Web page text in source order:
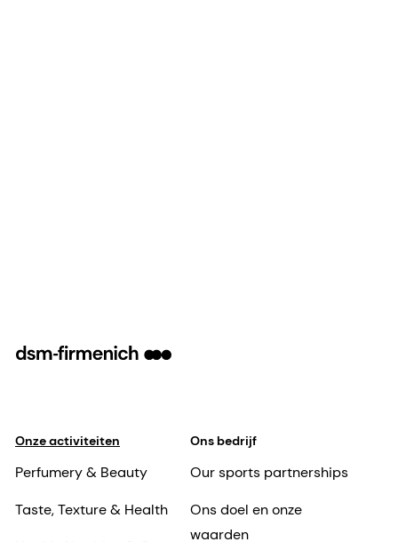
Onze activiteiten
Perfumery & Beauty
Taste, Texture & Health
Ons bedrijf
Our sports partnerships
Ons doel en onze
waarden